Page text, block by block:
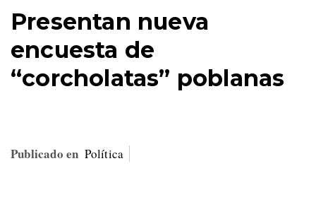
Presentan nueva
encuesta de
“corcholatas” poblanas
Publicado en Política